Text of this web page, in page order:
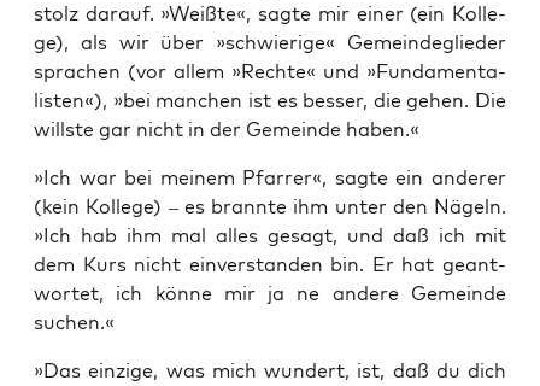
stolz dar­auf. »Weiß­te«, sag­te mir einer (ein Kol­le­
ge), als wir über »schwie­ri­ge« Gemein­de­glie­der
spra­chen (vor allem »Rech­te« und »Fun­da­men­ta­
lis­ten«), »bei man­chen ist es bes­ser, die gehen. Die
wills­te gar nicht in der Gemein­de haben.«
»Ich war bei mei­nem Pfar­rer«, sag­te ein ande­rer
(kein Kol­le­ge) – es brann­te ihm unter den Nägeln.
»Ich hab ihm mal alles gesagt, und daß ich mit
dem Kurs nicht ein­ver­stan­den bin. Er hat geant­
wor­tet, ich kön­ne mir ja ne ande­re Gemein­de
suchen.«
»Das ein­zi­ge, was mich wun­dert, ist, daß du dich